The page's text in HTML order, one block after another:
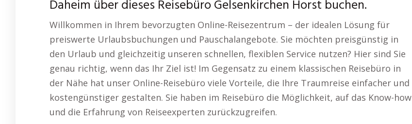
Daheim über dieses Reisebüro Gelsenkirchen Horst buchen.
Willkommen in Ihrem bevorzugten Online-Reisezentrum – der idealen Lösung für
preiswerte Urlaubsbuchungen und Pauschalangebote. Sie möchten preisgünstig in
den Urlaub und gleichzeitig unseren schnellen, flexiblen Service nutzen? Hier sind Sie
genau richtig, wenn das Ihr Ziel ist! Im Gegensatz zu einem klassischen Reisebüro in
der Nähe hat unser Online-Reisebüro viele Vorteile, die Ihre Traumreise einfacher und
kostengünstiger gestalten. Sie haben im Reisebüro die Möglichkeit, auf das Know-how
und die Erfahrung von Reiseexperten zurückzugreifen.